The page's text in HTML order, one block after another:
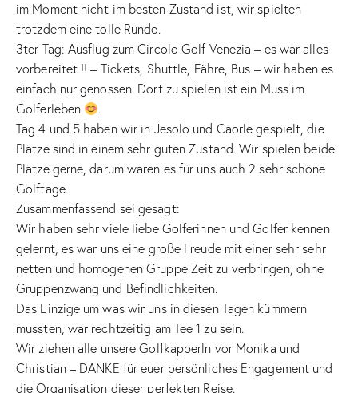
im Moment nicht im besten Zustand ist, wir spielten
trotzdem eine tolle Runde.
3ter Tag: Ausflug zum Circolo Golf Venezia – es war alles
vorbereitet !! – Tickets, Shuttle, Fähre, Bus – wir haben es
einfach nur genossen. Dort zu spielen ist ein Muss im
Golferleben
.
Tag 4 und 5 haben wir in Jesolo und Caorle gespielt, die
Plätze sind in einem sehr guten Zustand. Wir spielen beide
Plätze gerne, darum waren es für uns auch 2 sehr schöne
Golftage.
Zusammenfassend sei gesagt:
Wir haben sehr viele liebe Golferinnen und Golfer kennen
gelernt, es war uns eine große Freude mit einer sehr sehr
netten und homogenen Gruppe Zeit zu verbringen, ohne
Gruppenzwang und Befindlichkeiten.
Das Einzige um was wir uns in diesen Tagen kümmern
mussten, war rechtzeitig am Tee 1 zu sein.
Wir ziehen alle unsere Golfkapperln vor Monika und
Christian – DANKE für euer persönliches Engagement und
die Organisation dieser perfekten Reise.